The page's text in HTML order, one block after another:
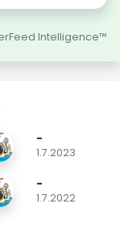
Intelligence™
-
1.7.2023
-
1.7.2022